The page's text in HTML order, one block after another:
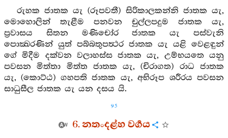
රුහක ජාතක යැ (රූපවතී) සිරිකාලකන්නි ජාතක යැ,
මොහොලින් තැළීම පනවන චුල්ලපදුම ජාතක යැ,
ප්‍රවාසය සිතන මණිචෝර ජාතක යැ පස්වැනි
පොක්‍ඛරණින් යුත් පබ්බතුපත්‍ථර ජාතක යැ යළි වෙළඳුන්
ගේ මිදීම දක්වන වලාහස්ස ජාතක යැ, උම්භයතෙ යනු
පවසන මිත්තා මිත්ත ජාතක යැ, (චිරාගත) රාධ ජාතක
යැ, (කොට්ඨ) ගහපති ජාතක යැ, අභිරූප ශරීරය පවසන
සාධුසීල ජාතක යැ යන දසය යි.
95
6. නතංදළ්හ වර්‍ගය